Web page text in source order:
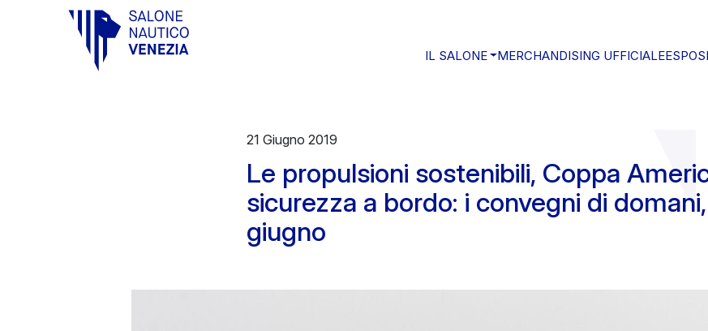
Vai al contenuto principale
IL SALONE MERCHANDISING UFFICIALE
21 Giugno 2019
Le propulsioni sostenibili, Coppa
sicurezza a bordo: i convegni di
giugno